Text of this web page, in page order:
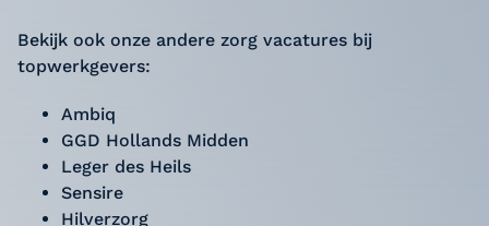
Bekijk ook onze andere zorg vacatures bij
topwerkgevers:
Ambiq
GGD Hollands Midden
Leger des Heils
Sensire
Hilverzorg